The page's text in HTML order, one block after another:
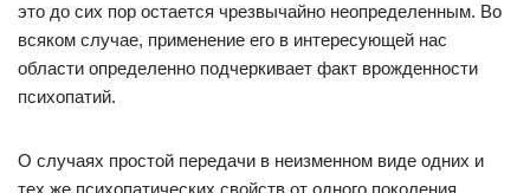
это до сих пор остается чрезвычайно неопределенным. Во
всяком случае, применение его в интересующей нас
области определенно подчеркивает факт врожденности
психопатий.
О случаях простой передачи в неизменном виде одних и
тех же психопатических свойств от одного поколения